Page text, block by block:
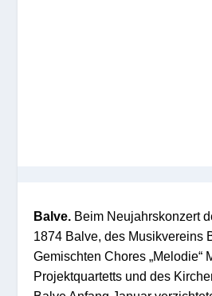
Balve. Beim Neujahrskonzert
1874 Balve, des Musikvereins
Gemischten Chores „Melodie“
Projektquartetts und des